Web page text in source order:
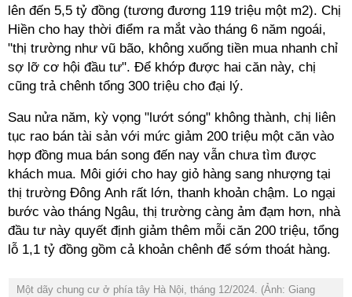
lên đến 5,5 tỷ đồng (tương đương 119 triệu một m2). Chị
Hiền cho hay thời điểm ra mắt vào tháng 6 năm ngoái,
"thị trường như vũ bão, không xuống tiền mua nhanh chỉ
sợ lỡ cơ hội đầu tư". Để khớp được hai căn này, chị
cũng trả chênh tổng 300 triệu cho đại lý.
Sau nửa năm, kỳ vọng "lướt sóng" không thành, chị liên
tục rao bán tài sản với mức giảm 200 triệu một căn vào
hợp đồng mua bán song đến nay vẫn chưa tìm được
khách mua. Môi giới cho hay giỏ hàng sang nhượng tại
thị trường Đông Anh rất lớn, thanh khoản chậm. Lo ngại
bước vào tháng Ngâu, thị trường càng ảm đạm hơn, nhà
đầu tư này quyết định giảm thêm mỗi căn 200 triệu, tổng
lỗ 1,1 tỷ đồng gồm cả khoản chênh để sớm thoát hàng.
Một dãy chung cư ở phía tây Hà Nội, tháng 12/2024. (Ảnh: Giang